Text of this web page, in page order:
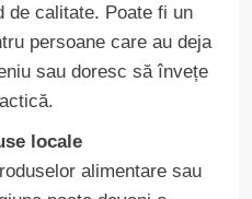
de calitate. Poate fi un
persoane care au deja
sau doresc să învețe
locale
alimentare sau